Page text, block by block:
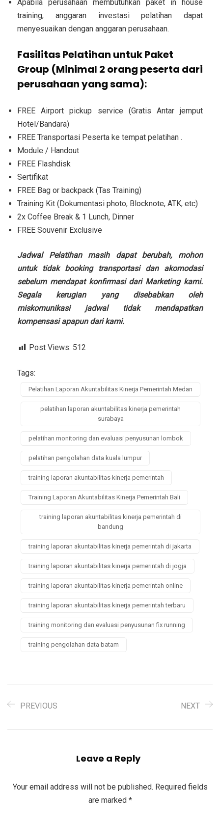
Apabila perusahaan membutuhkan paket in house
training, anggaran investasi pelatihan dapat
menyesuaikan dengan anggaran perusahaan.
Fasilitas Pelatihan untuk Paket
Group (Minimal 2 orang peserta dari
perusahaan yang sama):
FREE Airport pickup service (Gratis Antar jemput
Hotel/Bandara)
FREE Transportasi Peserta ke tempat pelatihan .
Module / Handout
FREE Flashdisk
Sertifikat
FREE Bag or backpack (Tas Training)
Training Kit (Dokumentasi photo, Blocknote, ATK, etc)
2x Coffee Break & 1 Lunch, Dinner
FREE Souvenir Exclusive
Jadwal Pelatihan masih dapat berubah, mohon
untuk tidak booking transportasi dan akomodasi
sebelum mendapat konfirmasi dari Marketing kami.
Segala kerugian yang disebabkan oleh
miskomunikasi jadwal tidak mendapatkan
kompensasi apapun dari kami.
Post Views: 512
Tags:
Pelatihan Laporan Akuntabilitas Kinerja Pemerintah Medan
pelatihan laporan akuntabilitas kinerja pemerintah
surabaya
pelatihan monitoring dan evaluasi penyusunan lombok
pelatihan pengolahan data kuala lumpur
training laporan akuntabilitas kinerja pemerintah
Training Laporan Akuntabilitas Kinerja Pemerintah Bali
training laporan akuntabilitas kinerja pemerintah di
bandung
training laporan akuntabilitas kinerja pemerintah di jakarta
training laporan akuntabilitas kinerja pemerintah di jogja
training laporan akuntabilitas kinerja pemerintah online
training laporan akuntabilitas kinerja pemerintah terbaru
training monitoring dan evaluasi penyusunan fix running
training pengolahan data batam
PREVIOUS NEXT
Leave a Reply
Your email address will not be published. Required fields
are marked *